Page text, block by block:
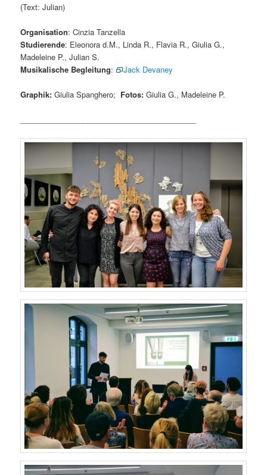
(Text: Julian)
Organisation: Cinzia Tanzella
Studierende: Eleonora d.M., Linda R., Flavia R., Giulia G.,
Madeleine P., Julian S.
Musikalische Begleitung: Jack Devaney
Graphik: Giulia Spanghero; Fotos:Giulia G., Madeleine P.